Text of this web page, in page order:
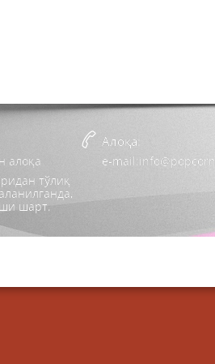
алоқа
тўлиқ
шарт.
Алоқа:
e-